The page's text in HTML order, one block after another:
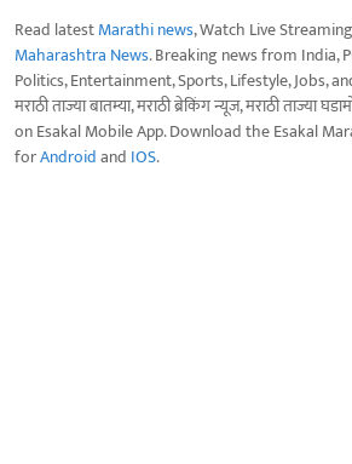
Read latestMarathi news, Watch Live
Maharashtra News. Breaking news from India,
Politics, Entertainment, Sports, Lifestyle, Jobs,
मराठी ताज्या बातम्या, मराठी ब्रेकिंग न्यूज, मराठी ताज्या
on Esakal Mobile App. Download the Esakal
forAndroidand IOS.